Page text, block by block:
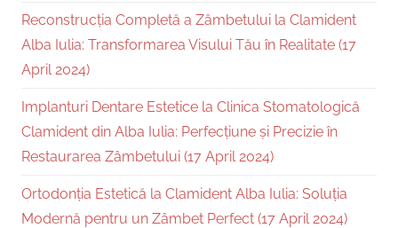
Reconstrucția Completă a Zâmbetului la Clamident
Alba Iulia: Transformarea Visului Tău în Realitate (17
April 2024)
Implanturi Dentare Estetice la Clinica Stomatologică
Clamident din Alba Iulia: Perfecțiune și Precizie în
Restaurarea Zâmbetului (17 April 2024)
Ortodonția Estetică la Clamident Alba Iulia: Soluția
Modernă pentru un Zâmbet Perfect (17 April 2024)